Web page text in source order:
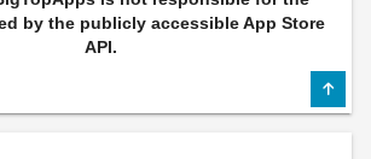
by the publicly accessible App Store
API.